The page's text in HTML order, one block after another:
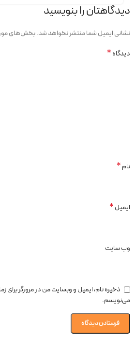
دیدگاهتان را بنویسید
نشانی ایمیل شما منتشر نخواهد شد.بخش‌های
دیدگاه*
نام*
ایمیل*
وب‌ سایت
ذخیره نام، ایمیل و وبسایت من در مرورگر برای
می‌نویسم.